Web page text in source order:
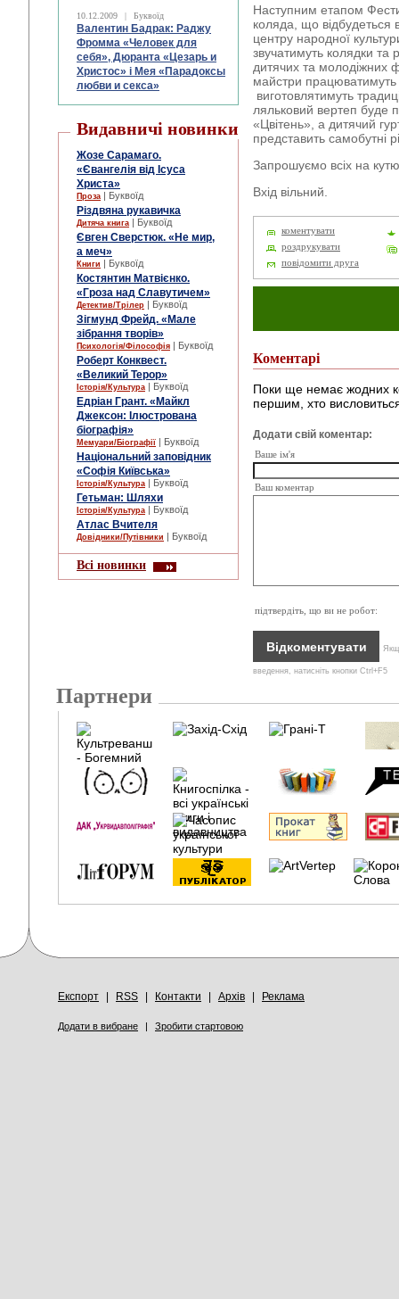
10.12.2009 | Буквоїд
Валентин Бадрак: Раджу
Фромма «Человек для
себя», Дюранта «Цезарь и
Христос» і Мея «Парадоксы
любви и секса»
Видавничі новинки
Жозе Сарамаго.
«Євангелія від Ісуса
Христа»
Проза | Буквоїд
Різдвяна рукавичка
Дитяча книга | Буквоїд
Євген Сверстюк. «Не мир,
а меч»
Книги | Буквоїд
Костянтин Матвієнко.
«Гроза над Славутичем»
Детектив/Трілер | Буквоїд
Зігмунд Фрейд. «Мале
зібрання творів»
Психологія/Філософія | Буквоїд
Роберт Конквест.
«Великий Терор»
Історія/Культура | Буквоїд
Едріан Грант. «Майкл
Джексон: Ілюстрована
біографія»
Мемуари/Біографії | Буквоїд
Національний заповідник
«Софія Київська»
Історія/Культура | Буквоїд
Гетьман: Шляхи
Історія/Культура | Буквоїд
Атлас Вчителя
Довідники/Путівники | Буквоїд
Всі новинки
Наступним етапом
коляда, що відбудеться
центру народної
звучатимуть колядки та
дитячих та молодіжних
майстри
виготовлятимуть
ляльковий вертеп буде
«Цвітень», а дитячий
представить самобутні
Запрошуємо всіх на
Вхід вільний.
коментувати
роздрукувати
повідомити друга
Коментарі
Поки ще немає жодних
першим, хто
Додати свій коментар:
Ваше ім'я
Ваш коментар
підтвердіть, що ви не робот:
введення, натисніть кнопки Ctrl+F5
Партнери
Експорт RSS Контакти Архів Реклама
Додати в вибране | Зробити стартовою